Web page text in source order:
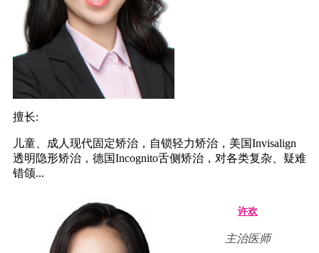
擅长:
儿童、成人现代固定矫治，自锁轻力矫治，美国Invisalign
透明隐形矫治，德国Incognito舌侧矫治，对各类复杂、疑难
错颌...
许欢
主治医师